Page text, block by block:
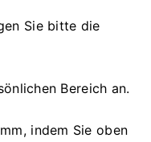
Sie bitte die
Bereich an.
indem Sie oben